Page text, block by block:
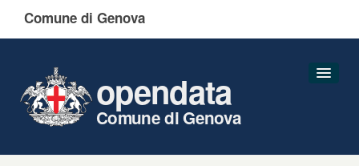
Comune di Genova
opendata
Comune di Genova